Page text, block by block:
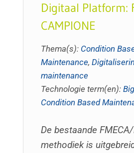
Digitaal Platform:
CAMPIONE
Thema(s): Condition
Maintenance,
maintenance
Technologie term(en):
Condition Based
De bestaande
methodiek is